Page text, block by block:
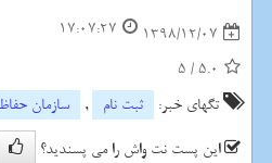
1398/12/07
17:07:27
5.0
/
5
تگهای خبر:
ثبت نام , سازمان
این پست نت واش را می پسندید؟